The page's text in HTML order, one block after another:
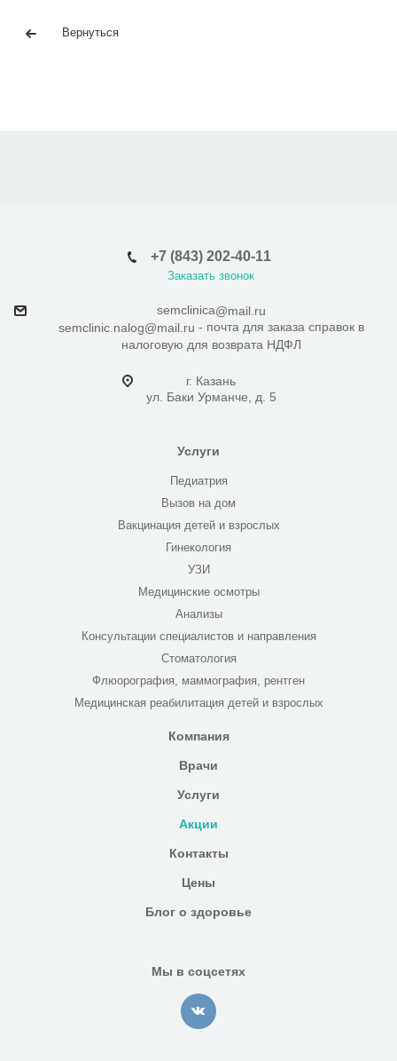
Вернуться
+7 (843) 202-40-11
Заказать звонок
semclinica@mail.ru
semclinic.nalog@mail.ru - почта для заказа справок в
налоговую для возврата НДФЛ
г. Казань
ул. Баки Урманче, д. 5
Услуги
Педиатрия
Вызов на дом
Вакцинация детей и взрослых
Гинекология
УЗИ
Медицинские осмотры
Анализы
Консультации специалистов и направления
Стоматология
Флюорография, маммография, рентген
Медицинская реабилитация детей и взрослых
Компания
Врачи
Услуги
Акции
Контакты
Цены
Блог о здоровье
Мы в соцсетях